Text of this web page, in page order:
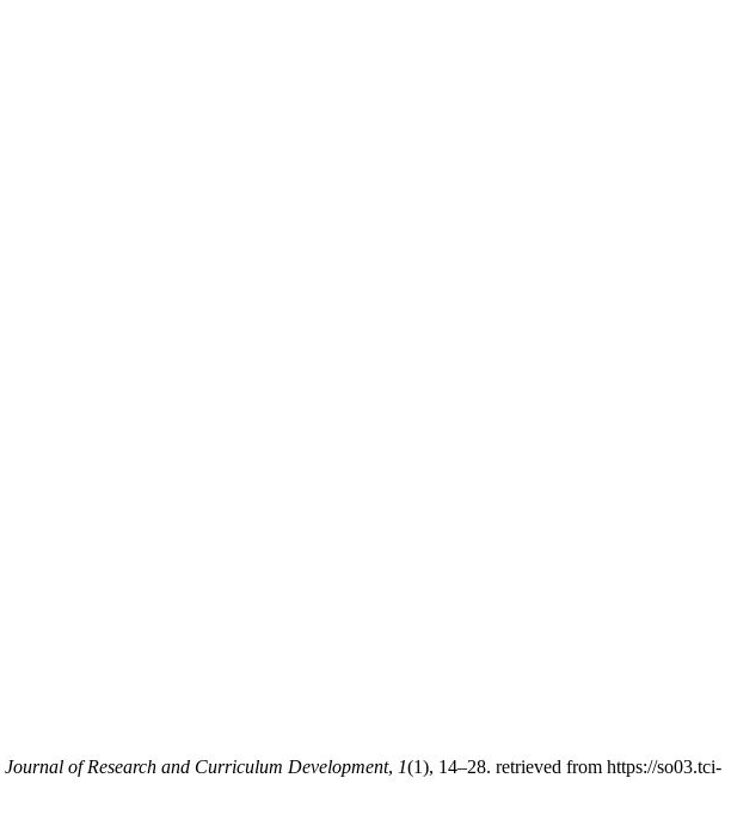
Journal of Research and Curriculum Development, 1(1), 14–28. retrieved from https://so03.tci-